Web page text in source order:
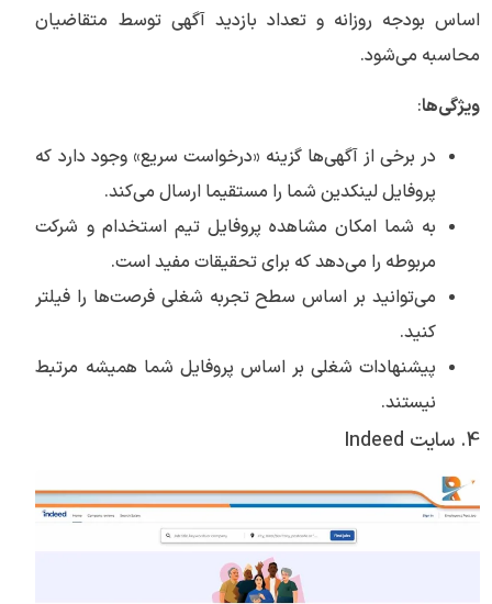
اساس بودجه روزانه و تعداد بازدید آگهی توسط متقاضیان
محاسبه می‌شود.
ویژگی‌ها:
در برخی از آگهی‌ها گزینه «درخواست سریع» وجود دارد که
پروفایل لینکدین شما را مستقیما ارسال می‌کند.
به شما امکان مشاهده پروفایل تیم استخدام و شرکت
مربوطه را می‌دهد که برای تحقیقات مفید است.
می‌توانید بر اساس سطح تجربه شغلی فرصت‌ها را فیلتر
کنید.
پیشنهادات شغلی بر اساس پروفایل شما همیشه مرتبط
نیستند.
4. سایت Indeed